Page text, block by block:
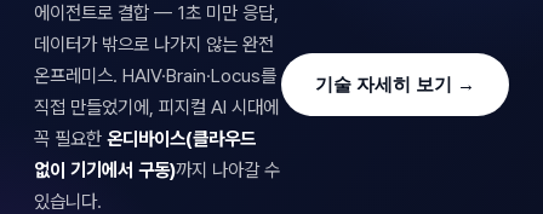
에이전트로 결합 — 1초 미만 응답,
데이터가 밖으로 나가지 않는 완전
온프레미스. HAIV·Brain·Locus를
직접 만들었기에, 피지컬 AI 시대에
꼭 필요한 온디바이스(클라우드
없이 기기에서 구동)까지 나아갈 수
있습니다.
기술 자세히 보기 →